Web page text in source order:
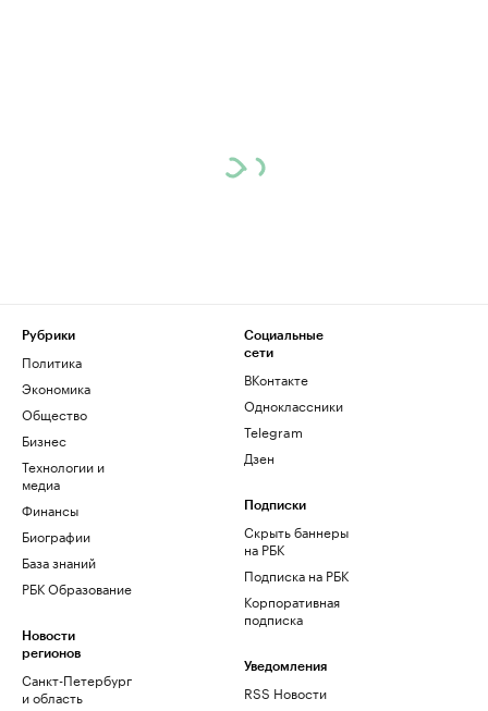
Рубрики
Политика
Экономика
Общество
Бизнес
Технологии и
медиа
Финансы
Биографии
База знаний
РБК Образование
Новости
регионов
Санкт-Петербург
и область
Социальные
сети
ВКонтакте
Одноклассники
Telegram
Дзен
Подписки
Скрыть баннеры
на РБК
Подписка на РБК
Корпоративная
подписка
Уведомления
RSS Новости